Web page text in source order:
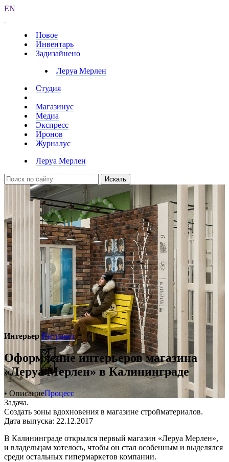
EN
Новое
Инвентарь
Задизайнено
Леруа Мерлен
Студия
Магазинус
Медиа
Экспресс
Иронов
Журналус
Леруа Мерлен
Искать
Интерьер Интранет
Оформление интерьеров магазина
«Леруа Мерлен» в Калининграде
• ОписаниеПроцесс
Задача.
Создать зоны вдохновения в магазине стройматериалов.
Дата выпуска: 22.12.2017
В Калининграде открылся первый магазин «Леруа Мерлен»,
и владельцам хотелось, чтобы он стал особенным и выделялся
среди остальных гипермаркетов компании.